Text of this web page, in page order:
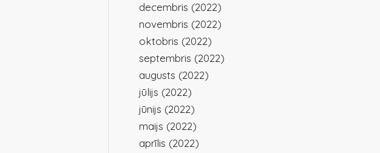
decembris (2022)
novembris (2022)
oktobris (2022)
septembris (2022)
augusts (2022)
jūlijs (2022)
jūnijs (2022)
maijs (2022)
aprīlis (2022)